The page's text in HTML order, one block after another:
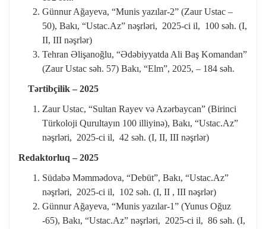
Günnur Ağayeva, “Munis yazılar-2” (Zaur Ustac –
50), Bakı, “Ustac.Az” nəşrləri, 2025-ci il, 100 səh. (I,
II, III nəşrlər)
Tehran Əlişanoğlu, “Ədəbiyyatda Ali Baş Komandan”
(Zaur Ustac səh. 57) Bakı, “Elm”, 2025, – 184 səh.
Tərtibçilik – 2025
Zaur Ustac, “Sultan Rayev və Azərbaycan” (Birinci
Türkoloji Qurultayın 100 illiyinə), Bakı, “Ustac.Az”
nəşrləri, 2025-ci il, 42 səh. (I, II, III nəşrlər)
Redaktorluq – 2025
Südabə Məmmədova, “Debüt”, Bakı, “Ustac.Az”
nəşrləri, 2025-ci il, 102 səh. (I, II , III nəşrlər)
Günnur Ağayeva, “Munis yazılar-1” (Yunus Oğuz
-65), Bakı, “Ustac.Az” nəşrləri, 2025-ci il, 86 səh. (I,